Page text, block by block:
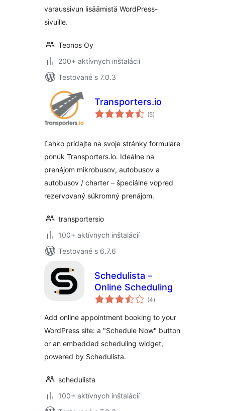
varaussivun lisäämistä WordPress-
sivuille.
Teonos Oy
200+ aktívnych inštalácií
Testované s 7.0.3
Transporters.io
(5celkové
hodnotenie
)
Ľahko pridajte na svoje stránky formuláre
ponúk Transporters.io. Ideálne na
prenájom mikrobusov, autobusov a
autobusov / charter – špeciálne vopred
rezervovaný súkromný prenájom.
transportersio
100+ aktívnych inštalácií
Testované s 6.7.6
Schedulista –
Online Scheduling
(4celkové
hodnotenie
)
Add online appointment booking to your
WordPress site: a "Schedule Now" button
or an embedded scheduling widget,
powered by Schedulista.
schedulista
100+ aktívnych inštalácií